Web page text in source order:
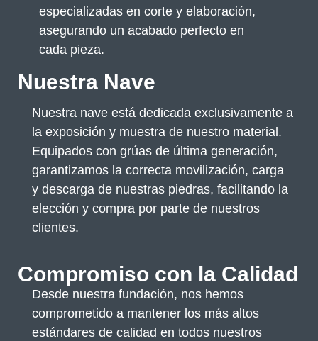
especializadas en corte y elaboración,
asegurando un acabado perfecto en
cada pieza.
Nuestra Nave
Nuestra nave está dedicada exclusivamente a
la exposición y muestra de nuestro material.
Equipados con grúas de última generación,
garantizamos la correcta movilización, carga
y descarga de nuestras piedras, facilitando la
elección y compra por parte de nuestros
clientes.
Compromiso con la Calidad
Desde nuestra fundación, nos hemos
comprometido a mantener los más altos
estándares de calidad en todos nuestros